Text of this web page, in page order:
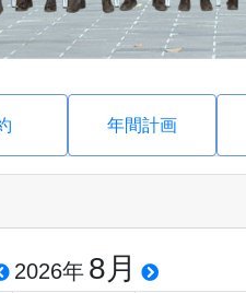
年間計画
2026年 8月